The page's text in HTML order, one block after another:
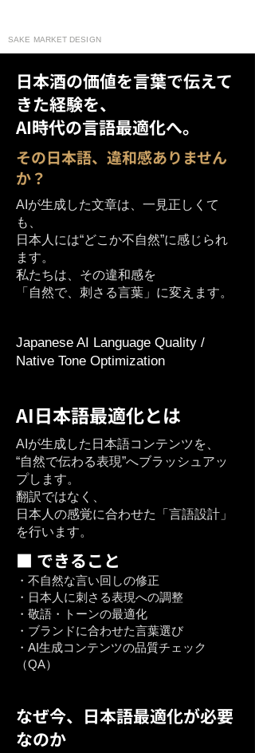
SAKE MARKET DESIGN
日本酒の価値を言葉で伝えて
きた経験を、
AI時代の言語最適化へ。
その日本語、違和感ありません
か？
AIが生成した文章は、一見正しくて
も、
日本人には“どこか不自然”に感じられ
ます。
私たちは、その違和感を
「自然で、刺さる言葉」に変えます。
Japanese AI Language Quality /
Native Tone Optimization
AI日本語最適化とは
AIが生成した日本語コンテンツを、
“自然で伝わる表現”へブラッシュアッ
プします。
翻訳ではなく、
日本人の感覚に合わせた「言語設計」
を行います。
■ できること
・不自然な言い回しの修正
・日本人に刺さる表現への調整
・敬語・トーンの最適化
・ブランドに合わせた言葉選び
・AI生成コンテンツの品質チェック
（QA）
なぜ今、日本語最適化が必要
なのか